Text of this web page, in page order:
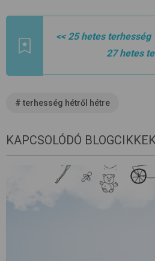
<< 25 hetes terhesség
27 hetes
# terhesség hétről hétre
KAPCSOLÓDÓ